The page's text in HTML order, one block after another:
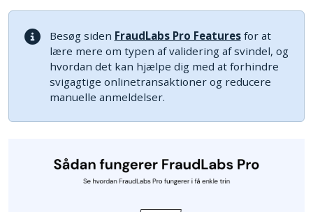
Shopware
Sylius
Besøg siden FraudLabs Pro Featuresfor at
lære mere om typen af validering af svindel, og
hvordan det kan hjælpe dig med at forhindre
svigagtige onlinetransaktioner og reducere
manuelle anmeldelser.